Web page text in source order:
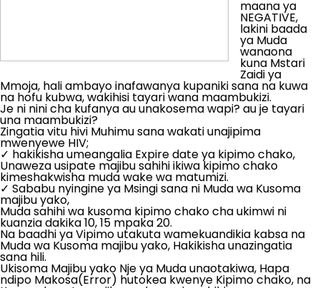
maana ya
NEGATIVE,
lakini baada
ya Muda
wanaona
kuna Mstari
Zaidi ya
Mmoja, hali ambayo inafawanya kupaniki sana na kuwa
na hofu kubwa, wakihisi tayari wana maambukizi.
Je ni nini cha kufanya au unakosema wapi? au je tayari
una maambukizi?
Zingatia vitu hivi Muhimu sana wakati unajipima
mwenyewe HIV;
✓ hakikisha umeangalia Expire date ya kipimo chako,
Unaweza usipate majibu sahihi ikiwa kipimo chako
kimeshakwisha muda wake wa matumizi.
✓ Sababu nyingine ya Msingi sana ni Muda wa Kusoma
majibu yako,
Muda sahihi wa kusoma kipimo chako cha ukimwi ni
kuanzia dakika 10, 15 mpaka 20.
Na baadhi ya Vipimo utakuta wamekuandikia kabsa na
Muda wa Kusoma majibu yako, Hakikisha unazingatia
sana hili.
Ukisoma Majibu yako Nje ya Muda unaotakiwa, Hapa
ndipo Makosa(Error) hutokea kwenye Kipimo chako, na